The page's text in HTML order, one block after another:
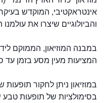
אינטראקטיבי, המוקדש בעיקר
והביולוגיים שיצרו את
המציעות מעין מסע בזמן עד
במוזיאון ניתן לחקור
בסימולציות של תופעות